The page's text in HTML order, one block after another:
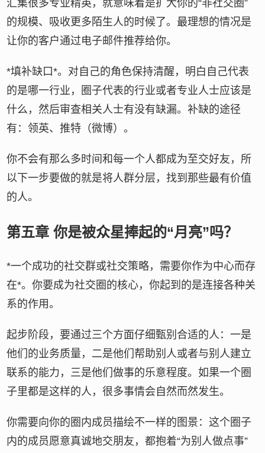
汇集很多专业精英，就意味着是扩大你的“非社交圈”
的规模、吸收更多陌生人的时候了。最理想的情况是
让你的客户通过电子邮件推荐给你。
*填补缺口*。对自己的角色保持清醒，明白自己代表
的是哪一行业，圈子代表的行业或者专业人士应该是
什么，然后审查相关人士有没有缺漏。补缺的途径
有：领英、推特（微博）。
你不会有那么多时间和每一个人都成为至交好友，所
以下一步要做的就是将人群分层，找到那些最有价值
的人。
第五章 你是被众星捧起的“月亮”吗？
*一个成功的社交群或社交策略，需要你作为中心而存
在*。你要成为社交圈的核心，你起到的是连接各种关
系的作用。
起步阶段，要通过三个方面仔细甄别合适的人：一是
他们的业务质量，二是他们帮助别人或者与别人建立
联系的能力，三是他们做事的乐意程度。如果一个圈
子里都是这样的人，很多事情会自然而然发生。
你需要向你的圈内成员描绘不一样的图景：这个圈子
内的成员愿意真诚地交朋友，都抱着“为别人做点事”